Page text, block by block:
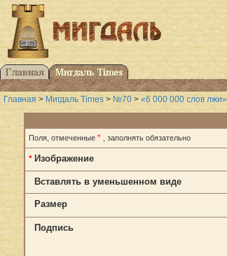
Главная > Мигдаль Times > №70 > «6 000 000 слов лжи»
Поля, отмеченные * , заполнять обязательно
* Изображение
Вставлять в уменьшенном виде
Размер
Подпись